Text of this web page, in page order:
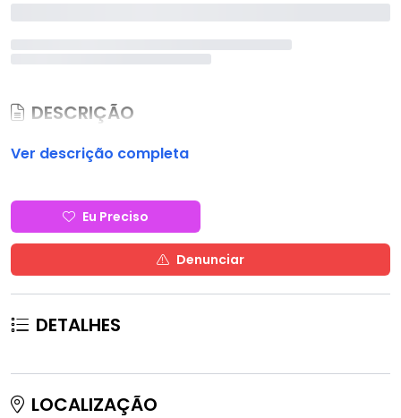
DESCRIÇÃO
Ver descrição completa
Eu Preciso
Denunciar
DETALHES
LOCALIZAÇÃO